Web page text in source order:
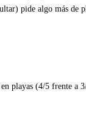
pide algo más de
playas (4/5 frente a